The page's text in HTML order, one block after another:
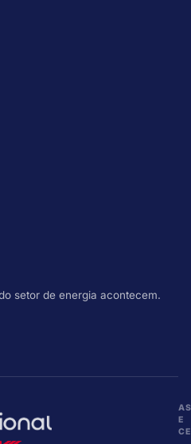
setor de energia acontecem.
E